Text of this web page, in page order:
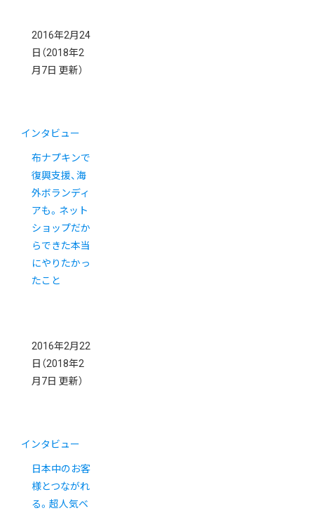
2016年2月24
日 （2018年2
月7日 更新）
インタビュー
布ナプキンで
復興支援、海
外ボランディ
アも。ネット
ショップだか
らできた本当
にやりたかっ
たこと
2016年2月22
日 （2018年2
月7日 更新）
インタビュー
日本中のお客
様とつながれ
る。超人気ベ